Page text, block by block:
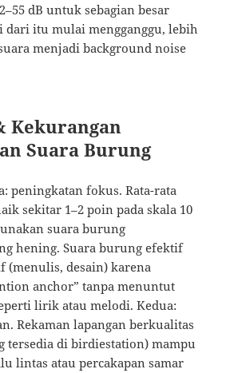
dB untuk sebagian besar
itu mulai mengganggu, lebih
menjadi background noise
Kekurangan
Suara Burung
peningkatan fokus. Rata-rata
sekitar 1–2 poin pada skala 10
suara burung
hening. Suara burung efektif
(menulis, desain) karena
anchor” tanpa menuntut
lirik atau melodi. Kedua:
Rekaman lapangan berkualitas
tersedia di birdiestation) mampu
lintas atau percakapan samar